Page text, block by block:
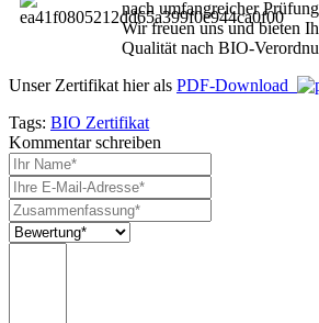
nach umfangreicher
Wir freuen uns und bieten
Qualität nach BIO-
Unser Zertifikat hier als PDF-Download
Tags: BIO Zertifikat
Kommentar schreiben